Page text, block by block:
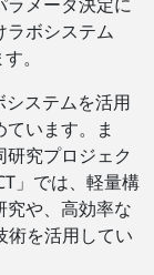
ラボシステム
。
システムを活用
います。ま
究プロジェク
」では、軽量構
究や、高効率な
術を活用してい